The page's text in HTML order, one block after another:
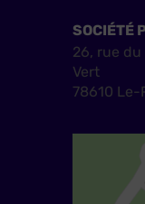
SOCIÉTÉ
26, rue
Vert
78610